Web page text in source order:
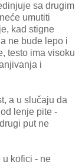
sa drugim
umutiti
kad stigne
ne bude lepo i
testo ima visoku
i
a u slučaju da
lenje pite -
put ne
u kofici - ne